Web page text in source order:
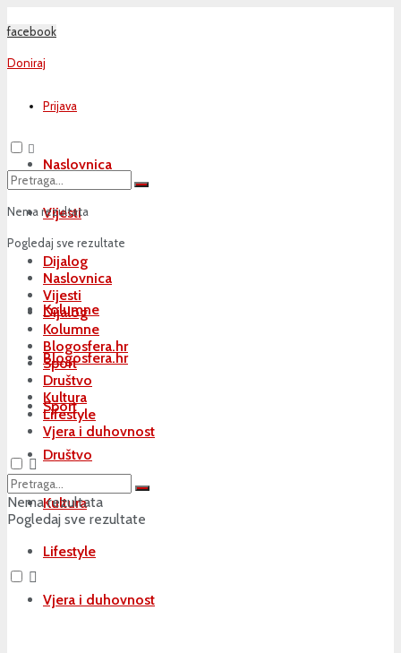
facebook
Doniraj
Prijava
Nema rezultata
Pogledaj sve rezultate
Naslovnica
Vijesti
Dijalog
Kolumne
Blogosfera.hr
Sport
Društvo
Kultura
Lifestyle
Vjera i duhovnost
Naslovnica
Vijesti
Dijalog
Kolumne
Blogosfera.hr
Sport
Društvo
Kultura
Lifestyle
Vjera i duhovnost
Nema rezultata
Pogledaj sve rezultate